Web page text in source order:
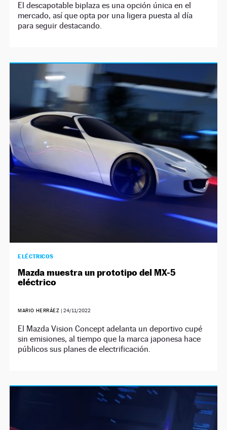
El descapotable biplaza es una opción única en el
mercado, así que opta por una ligera puesta al día
para seguir destacando.
ELÉCTRICOS
Mazda muestra un prototipo del MX-5
eléctrico
MARIO HERRÁEZ | 24/11/2022
El Mazda Vision Concept adelanta un deportivo cupé
sin emisiones, al tiempo que la marca japonesa hace
públicos sus planes de electrificación.